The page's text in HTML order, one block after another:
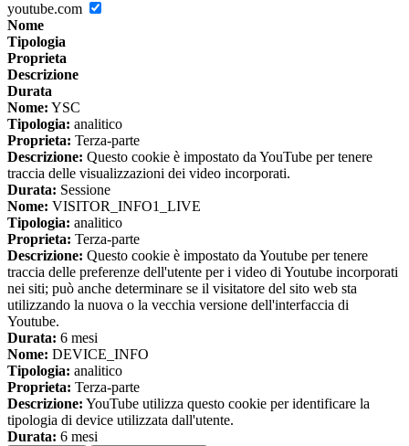
youtube.com
Nome
Tipologia
Proprieta
Descrizione
Durata
Nome: YSC
Tipologia: analitico
Proprieta: Terza-parte
Descrizione: Questo cookie è impostato da YouTube per tenere
traccia delle visualizzazioni dei video incorporati.
Durata: Sessione
Nome: VISITOR_INFO1_LIVE
Tipologia: analitico
Proprieta: Terza-parte
Descrizione: Questo cookie è impostato da Youtube per tenere
traccia delle preferenze dell'utente per i video di Youtube incorporati
nei siti; può anche determinare se il visitatore del sito web sta
utilizzando la nuova o la vecchia versione dell'interfaccia di
Youtube.
Durata: 6 mesi
Nome: DEVICE_INFO
Tipologia: analitico
Proprieta: Terza-parte
Descrizione: YouTube utilizza questo cookie per identificare la
tipologia di device utilizzata dall'utente.
Durata: 6 mesi